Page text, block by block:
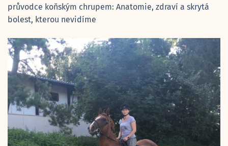
průvodce koňským chrupem: Anatomie, zdraví a skrytá
bolest, kterou nevidíme